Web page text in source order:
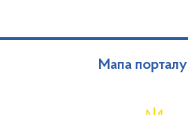
Мапа порталу